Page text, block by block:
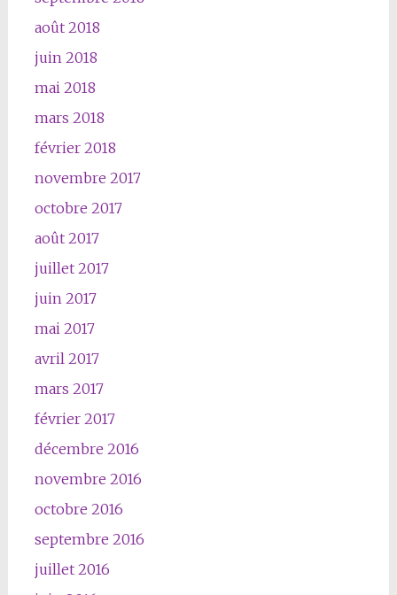
août 2018
juin 2018
mai 2018
mars 2018
février 2018
novembre 2017
octobre 2017
août 2017
juillet 2017
juin 2017
mai 2017
avril 2017
mars 2017
février 2017
décembre 2016
novembre 2016
octobre 2016
septembre 2016
juillet 2016